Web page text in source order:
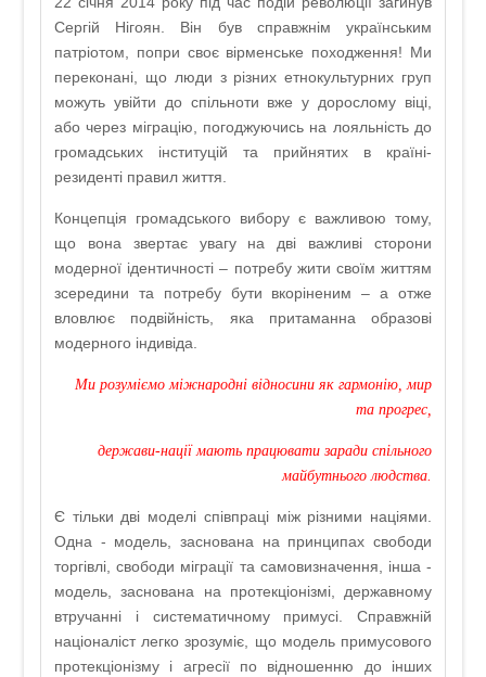
Сергій Нігоян. Він був справжнім українським
патріотом, попри своє вірменське походження! Ми
переконані, що люди з різних етнокультурних груп
можуть увійти до спільноти вже у дорослому віці,
або через міграцію, погоджуючись на лояльність до
громадських інституцій та прийнятих в країні-
резиденті правил життя.
Концепція громадського вибору є важливою тому,
що вона звертає увагу на дві важливі сторони
модерної ідентичності – потребу жити своїм життям
зсередини та потребу бути вкоріненим – а отже
вловлює подвійність, яка притаманна образові
модерного індивіда.
Ми розуміємо міжнародні відносини як гармонію, мир
та прогрес,
держави-нації мають працювати заради спільного
майбутнього людства.
Є тільки дві моделі співпраці між різними націями.
Одна - модель, заснована на принципах свободи
торгівлі, свободи міграції та самовизначення, інша -
модель, заснована на протекціонізмі, державному
втручанні і систематичному примусі. Справжній
націоналіст легко зрозуміє, що модель примусового
протекціонізму і агресії по відношенню до інших